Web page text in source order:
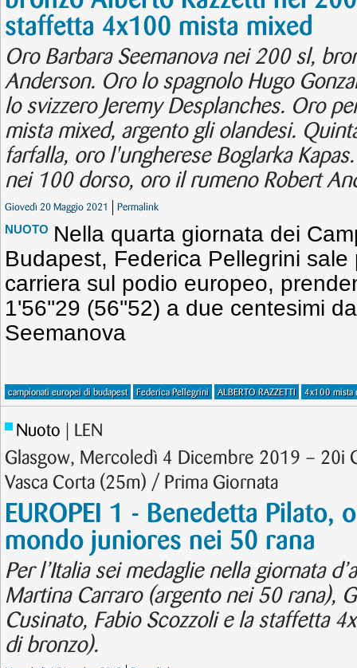
staffetta 4x100 mista mixed
Oro Barbara Seemanova nei 200 sl,
Anderson. Oro lo spagnolo Hugo
lo svizzero Jeremy Desplanches. Oro
mista mixed, argento gli olandesi.
farfalla, oro l'ungherese Boglarka
nei 100 dorso, oro il rumeno Robert
Giovedì 20 Maggio 2021 Permalink
NUOTO Nella quarta giornata dei
Budapest, Federica Pellegrini
carriera sul podio europeo,
1'56''29 (56''52) a due centesimi
Seemanova
campionati europei di budapest Federica Pellegrini ALBERTO RAZZETTI 4x100 mista
Nuoto | LEN
Glasgow, Mercoledì 4 Dicembre 2019 – 20i
Vasca Corta (25m) / Prima Giornata
EUROPEI 1 - Benedetta Pilato,
mondo juniores nei 50 rana
Per l’Italia sei medaglie nella giornata
Martina Carraro (argento nei 50 rana),
Cusinato, Fabio Scozzoli e la staffetta
di bronzo).